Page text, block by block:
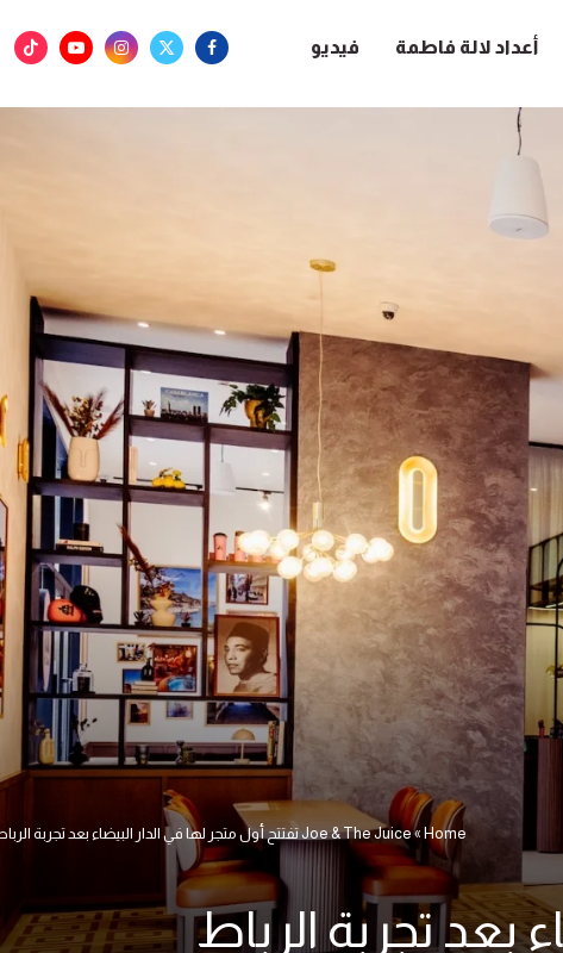
أعداد لالة فاطمة فيديو
Home
»Joe & The Juice تفتتح أول متجر لها في الدار البيضاء بعد تجربة الرباط